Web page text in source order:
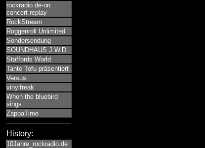
rockradio.de-on
concert replay
RockStream
Roggenroll Unlimited
Sondersendung
SOUNDHAUS J.W.D.
Staffords World
Tante Tofu präsentiert
Versus
vinylfreak
When the bluebird
sings
ZappaTime
History:
10Jahre_rockradio.de